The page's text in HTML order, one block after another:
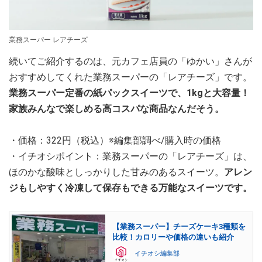
業務スーパー レアチーズ
続いてご紹介するのは、元カフェ店員の「ゆかい」さんが
おすすめしてくれた業務スーパーの「レアチーズ」です。
業務スーパー定番の紙パックスイーツで、1kgと大容量！
家族みんなで楽しめる高コスパな商品なんだそう。
・価格：322円（税込）※編集部調べ/購入時の価格
・イチオシポイント：業務スーパーの「レアチーズ」は、
ほのかな酸味としっかりした甘みのあるスイーツ。 アレン
ジもしやすく冷凍して保存もできる万能なスイーツです。
【業務スーパー】チーズケーキ3種類を
比較！カロリーや価格の違いも紹介
イチオシ編集部